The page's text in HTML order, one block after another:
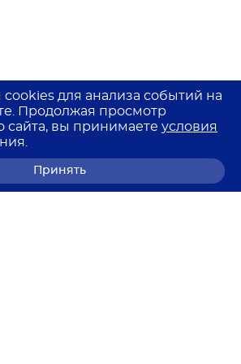
для анализа событий на
Продолжая просмотр
сайта, вы принимаете условия
Принять